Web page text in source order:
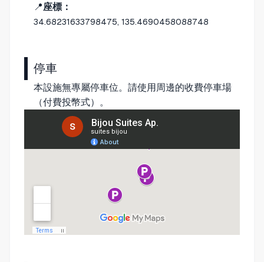
📍座標：
34.68231633798475, 135.4690458088748
停車
本設施無專屬停車位。請使用周邊的收費停車場
（付費投幣式）。